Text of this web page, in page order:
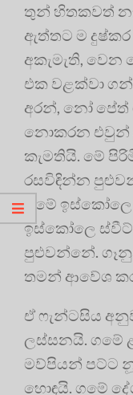
තුන් හිතකවත්
ඇත්තට ම
අකැමැති,
එක වළක්වා
අරන්, නෝ පේත්
නොකරන එවුන්
කැමතියි. මේ
රසවිඳින්න
ගමේ
ඉස්කෝලෙ
පුළුවන්නේ.
තමන් ආවේශ
ඒ ෆැන්ටසිය
ලස්සනයි. ගමේ
මව්පියන් පට්ට
හොඳයි. ගමේ